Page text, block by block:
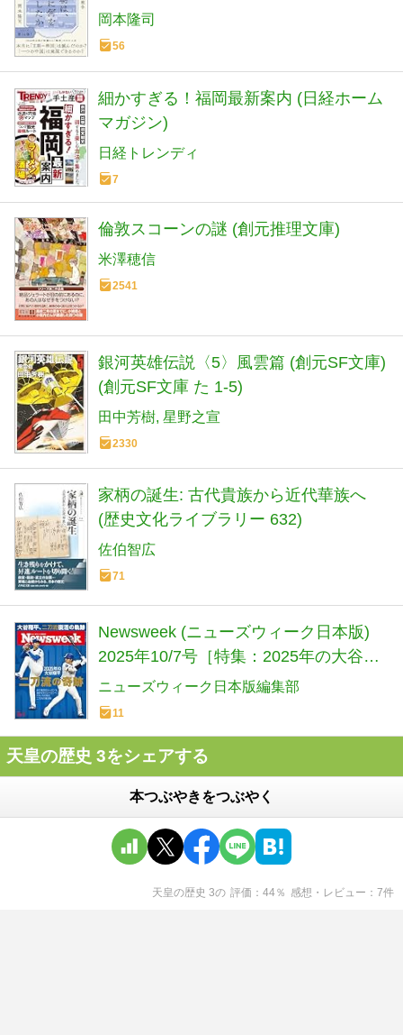
養・文化シリーズ)
岡本隆司
56
細かすぎる！福岡最新案内 (日経ホーム
マガジン)
日経トレンディ
7
倫敦スコーンの謎 (創元推理文庫)
米澤穂信
2541
銀河英雄伝説〈5〉風雲篇 (創元SF文庫)
(創元SF文庫 た 1-5)
田中芳樹 星野之宣
2330
家柄の誕生: 古代貴族から近代華族へ
(歴史文化ライブラリー 632)
佐伯智広
71
Newsweek (ニューズウィーク日本版)
2025年10/7号［特集：2025年の大谷翔
平 二刀流の奇跡］
ニューズウィーク日本版編集部
11
天皇の歴史 3をシェアする
本つぶやきをつぶやく
天皇の歴史 3の 評価 44％ 感想・レビュー 7件